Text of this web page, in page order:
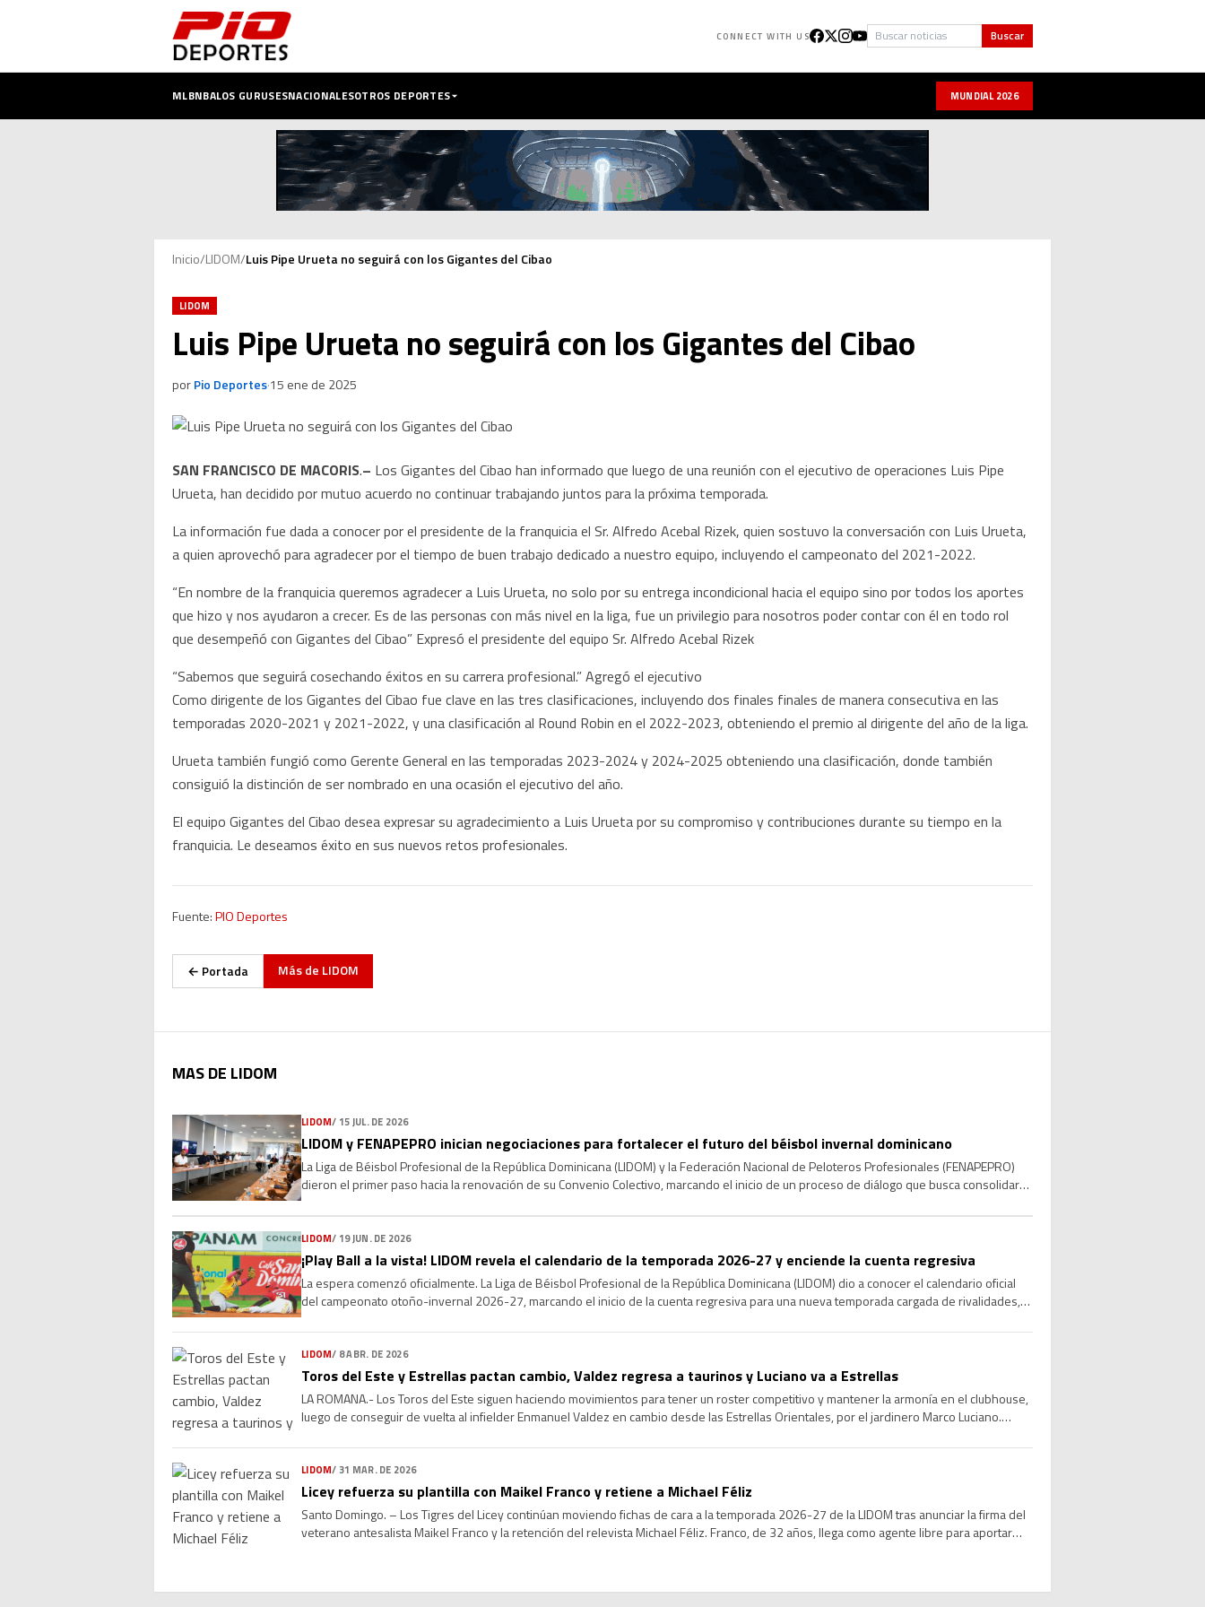
CONNECT WITH US Buscar Buscar
MLBNBALOS GURUSESNACIONALESOTROS DEPORTES MUNDIAL 2026
Inicio/LIDOM/Luis Pipe Urueta no seguirá con los Gigantes del Cibao
LIDOM
Luis Pipe Urueta no seguirá con los Gigantes del Cibao
porPio Deportes·15 ene de 2025
SAN FRANCISCO DE MACORIS.– Los Gigantes del Cibao han informado que luego de una reunión con el ejecutivo de operaciones Luis Pipe
Urueta, han decidido por mutuo acuerdo no continuar trabajando juntos para la próxima temporada.
La información fue dada a conocer por el presidente de la franquicia el Sr. Alfredo Acebal Rizek, quien sostuvo la conversación con Luis Urueta,
a quien aprovechó para agradecer por el tiempo de buen trabajo dedicado a nuestro equipo, incluyendo el campeonato del 2021-2022.
“En nombre de la franquicia queremos agradecer a Luis Urueta, no solo por su entrega incondicional hacia el equipo sino por todos los aportes
que hizo y nos ayudaron a crecer. Es de las personas con más nivel en la liga, fue un privilegio para nosotros poder contar con él en todo rol
que desempeñó con Gigantes del Cibao” Expresó el presidente del equipo Sr. Alfredo Acebal Rizek
“Sabemos que seguirá cosechando éxitos en su carrera profesional.” Agregó el ejecutivo
Como dirigente de los Gigantes del Cibao fue clave en las tres clasificaciones, incluyendo dos finales finales de manera consecutiva en las
temporadas 2020-2021 y 2021-2022, y una clasificación al Round Robin en el 2022-2023, obteniendo el premio al dirigente del año de la liga.
Urueta también fungió como Gerente General en las temporadas 2023-2024 y 2024-2025 obteniendo una clasificación, donde también
consiguió la distinción de ser nombrado en una ocasión el ejecutivo del año.
El equipo Gigantes del Cibao desea expresar su agradecimiento a Luis Urueta por su compromiso y contribuciones durante su tiempo en la
franquicia. Le deseamos éxito en sus nuevos retos profesionales.
Fuente:PIO Deportes
← Portada Más de LIDOM
MAS DE LIDOM
LIDOM/ 15 JUL. DE 2026
LIDOM y FENAPEPRO inician negociaciones para fortalecer el futuro del béisbol invernal dominicano
La Liga de Béisbol Profesional de la República Dominicana (LIDOM) y la Federación Nacional de Peloteros Profesionales (FENAPEPRO)
dieron el primer paso hacia la renovación de su Convenio Colectivo, marcando el inicio de un proceso de diálogo que busca consolidar
LIDOM/ 19 JUN. DE 2026
¡Play Ball a la vista! LIDOM revela el calendario de la temporada 2026-27 y enciende la cuenta regresiva
La espera comenzó oficialmente. La Liga de Béisbol Profesional de la República Dominicana (LIDOM) dio a conocer el calendario oficial
del campeonato otoño-invernal 2026-27, marcando el inicio de la cuenta regresiva para una nueva temporada cargada de rivalidades,
LIDOM/ 8 ABR. DE 2026
Toros del Este y Estrellas pactan cambio, Valdez regresa a taurinos y Luciano va a Estrellas
LA ROMANA.- Los Toros del Este siguen haciendo movimientos para tener un roster competitivo y mantener la armonía en el clubhouse,
luego de conseguir de vuelta al infielder Enmanuel Valdez en cambio desde las Estrellas Orientales, por el jardinero Marco Luciano.
LIDOM/ 31 MAR. DE 2026
Licey refuerza su plantilla con Maikel Franco y retiene a Michael Féliz
Santo Domingo. – Los Tigres del Licey continúan moviendo fichas de cara a la temporada 2026-27 de la LIDOM tras anunciar la firma del
veterano antesalista Maikel Franco y la retención del relevista Michael Féliz. Franco, de 32 años, llega como agente libre para aportar